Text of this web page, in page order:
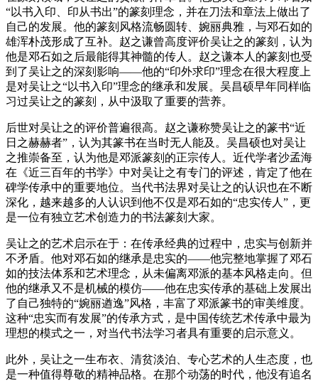
“以书入印、印从书出”的篆刻理念，并在刀法和章法上做出了
自己的发展。他的篆刻风格流畅圆转、婉丽典雅，与邓石如的
雄浑朴茂形成了互补。赵之谦曾高度评价吴让之的篆刻，认为
他是邓石如之后最能得其神髓的传人。赵之谦本人的篆刻也受
到了吴让之的深刻影响——他的“印外求印”理念在很大程度上
是对吴让之“以书入印”理念的继承和发展。吴昌硕早年同样临
习过吴让之的篆刻，从中汲取了重要的营养。
后世对吴让之的评价普遍很高。赵之谦称赞吴让之的篆书“近
日之赫赫者”，认为其篆书在当时无人能及。吴昌硕也对吴让
之推崇备至，认为他是邓派篆刻的正宗传人。近代学者沙孟海
在《近三百年的书学》中对吴让之有专门的评述，肯定了他在
碑学传承中的重要地位。当代书法界对吴让之的认识也在不断
深化，越来越多的人认识到他不仅是邓石如的“忠实传人”，更
是一位有独立艺术创造力的书法篆刻大家。
吴让之的艺术启示在于：在传承经典的过程中，忠实与创新并
不矛盾。他对邓石如的继承是忠实的——他完整地掌握了邓石
如的技法体系和艺术理念，从未偏离邓派的基本风格走向。但
他的继承又不是机械的模仿——他在忠实传承的基础上发展出
了自己独特的“婉丽遒逸”风格，丰富了邓派篆书的审美维度。
这种“忠实而有发展”的传承方式，是中国传统艺术传承中最为
理想的模式之一，对当代书法学习者具有重要的启示意义。
此外，吴让之一生布衣、清贫淡泊、专心艺术的人生态度，也
是一种值得尊敬的精神品格。在那个动荡的时代，他没有追名